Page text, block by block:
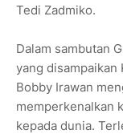
Tedi Zadmiko.
Dalam sambutan
yang disampaikan
Bobby Irawan
memperkenalkan
kepada dunia.